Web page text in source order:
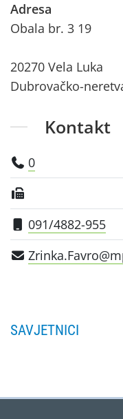
Adresa
Obala br. 3 19
20270 Vela Luka
Dubrovačko-
Kontakt
0
091/4882-955
SAVJETNICI